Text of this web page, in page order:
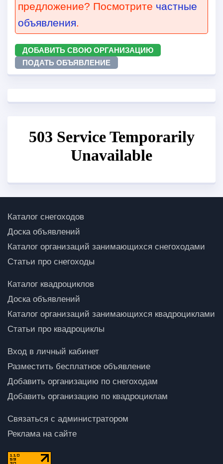
предложение? Посмотрите частные
объявления.
ДОБАВИТЬ СВОЮ ОРГАНИЗАЦИЮ
ПОДАТЬ ОБЪЯВЛЕНИЕ
Каталог снегоходов
Доска объявлений
Каталог организаций занимающихся снегоходами
Статьи про снегоходы
Каталог квадроциклов
Доска объявлений
Каталог организаций занимающихся квадроциклами
Статьи про квадроциклы
Вход в личный кабинет
Разместить бесплатное объявление
Добавить организацию по снегоходам
Добавить организацию по квадроциклам
Связаться с администратором
Реклама на сайте